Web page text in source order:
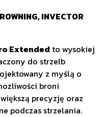
INVECTOR
Extended to wysokiej
do strzelb
z myślą o
broni
precyzję oraz
podczas strzelania.